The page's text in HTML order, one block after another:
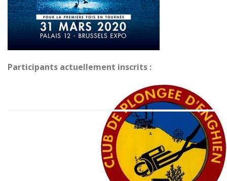
Participants actuellement inscrits :